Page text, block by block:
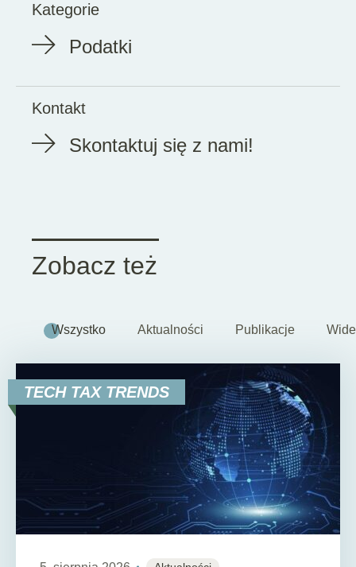
Kategorie
Podatki
Kontakt
Skontaktuj się z nami!
Zobacz też
Wszystko Aktualności Publikacje
TECH TAX TRENDS